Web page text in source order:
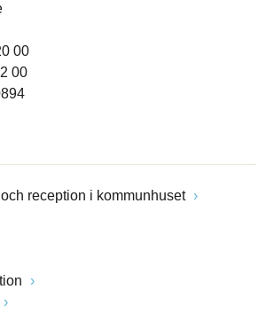
00
00
reception i kommunhuset